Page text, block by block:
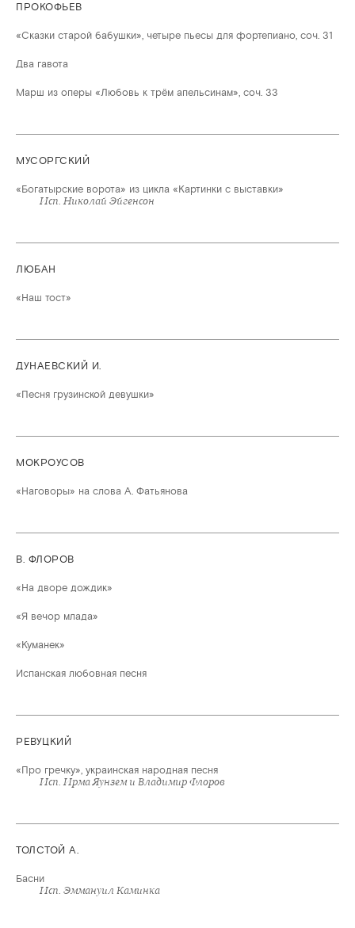
ПРОКОФЬЕВ
«Сказки старой бабушки», четыре пьесы для фортепиано, соч. 31
Два гавота
Марш из оперы «Любовь к трём апельсинам», соч. 33
МУСОРГСКИЙ
«Богатырские ворота» из цикла «Картинки с выставки»
Исп. Николай Эйгенсон
ЛЮБАН
«Наш тост»
ДУНАЕВСКИЙ И.
«Песня грузинской девушки»
МОКРОУСОВ
«Наговоры» на слова А. Фатьянова
В. ФЛОРОВ
«На дворе дождик»
«Я вечор млада»
«Куманек»
Испанская любовная песня
РЕВУЦКИЙ
«Про гречку», украинская народная песня
Исп. Ирма Яунзем и Владимир Флоров
ТОЛСТОЙ А.
Басни
Исп. Эммануил Каминка